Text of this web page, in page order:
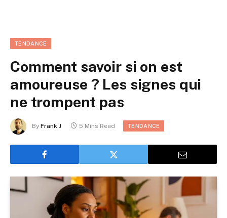
TENDANCE
Comment savoir si on est
amoureuse ? Les signes qui
ne trompent pas
By Frank J 5 Mins Read TENDANCE